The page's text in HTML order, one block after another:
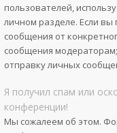
пользователей,
личном разделе. Если
сообщения от
сообщения
отправку личных
Я получил спам или
конференции!
Мы сожалеем об этом.